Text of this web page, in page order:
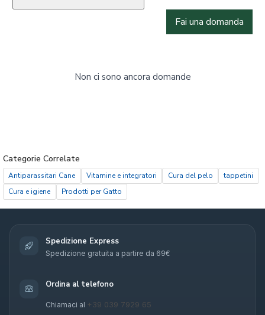
Fai una domanda
Non ci sono ancora domande
Categorie Correlate
Antiparassitari Cane Vitamine e integratori Cura del pelo
tappetini
Cura e igiene
Prodotti per Gatto
Spedizione Express
Spedizione gratuita a partire da 69€
Ordina al telefono
Chiamaci al +39 039 7929 65